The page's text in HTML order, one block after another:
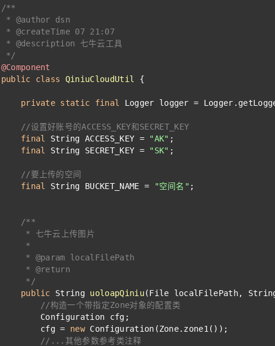
/**
* @author dsn
* @createTime 07 21:07
* @description 七牛云工具
*/
@Component
public
class QiniuCloudUtil {
private static final Logger logger =
//设置好账号的ACCESS_KEY和SECRET_KEY
final
String ACCESS_KEY = "AK" ;
final
String SECRET_KEY = "SK" ;
//要上传的空间
final
String BUCKET_NAME = "空间名" ;
/**
     * 七牛云上传图片
     *
     *
@param localFilePath
     *
@return
     */
public String uoloapQiniu(File localFilePath,
//构造一个带指定Zone对象的配置类
        Configuration cfg;
        cfg =
new Configuration(Zone.zone1());
//...其他参数参考类注释